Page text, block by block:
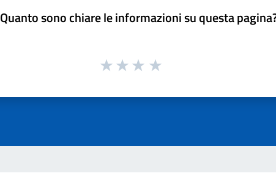
Quanto sono chiare le informazioni su questa